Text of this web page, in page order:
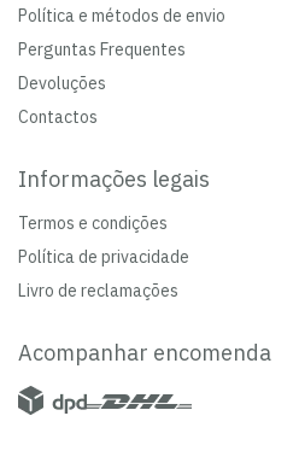
Política e métodos de envio
Perguntas Frequentes
Devoluções
Contactos
Informações legais
Termos e condições
Política de privacidade
Livro de reclamações
Acompanhar encomenda